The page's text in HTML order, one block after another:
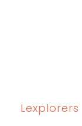
Lexplorers